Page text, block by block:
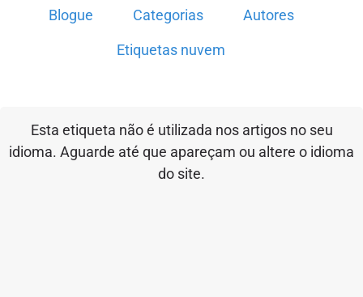
Blogue Categorias Autores
Etiquetas nuvem